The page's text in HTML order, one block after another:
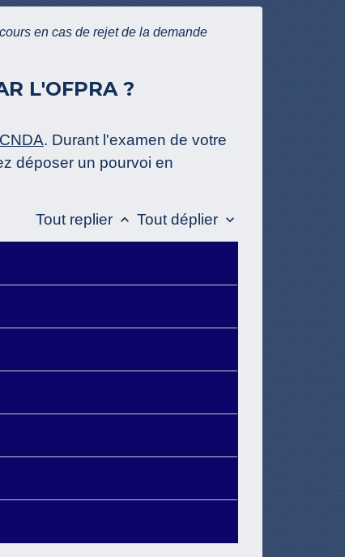
en cas de rejet de la demande
L'OFPRA ?
CNDA. Durant l'examen de votre
déposer un pourvoi en
Tout replier keyboard_arrow_up Tout déplier keyboard_arrow_down